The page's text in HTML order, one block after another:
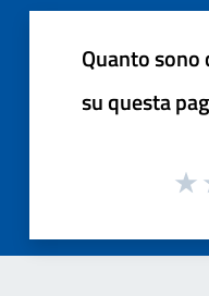
Quanto
su questa